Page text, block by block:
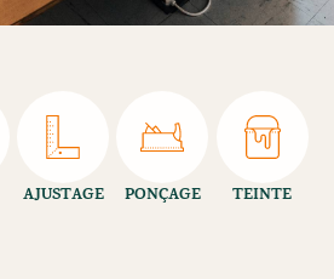
AJUSTAGE PONÇAGE TEINTE